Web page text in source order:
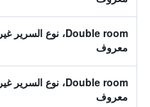
Double room، نوع السرير غير
معروف
Double room، نوع السرير غير
معروف